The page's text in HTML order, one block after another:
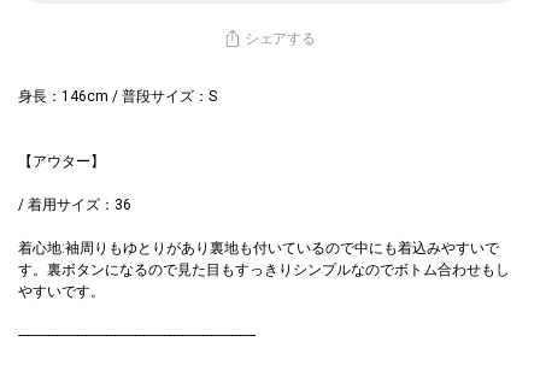
シェアする
身長：146cm / 普段サイズ：S
【アウター】
/ 着用サイズ：36
着心地:袖周りもゆとりがあり裏地も付いているので中にも着込みやすいで
す。裏ボタンになるので見た目もすっきりシンプルなのでボトム合わせもし
すいです。
------------------------------------------------------------------